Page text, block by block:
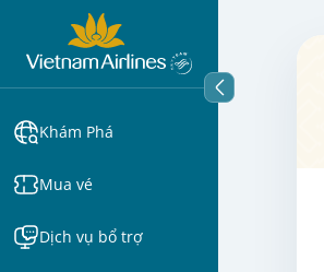
Khám Phá
Mua vé
Dịch vụ bổ trợ